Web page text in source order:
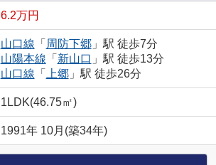
6.2万円
山口線 「 周防下郷」駅 徒歩7分
山陽本線 「 新山口 」駅 徒歩13分
山口線 「 上郷」駅 徒歩26分
1LDK(46.75㎡)
1991年 10月(築34年)